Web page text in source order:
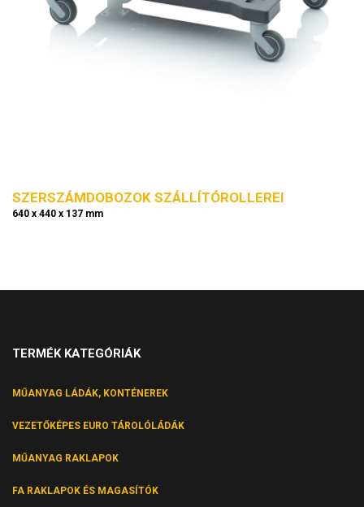
SZERSZÁMDOBOZOK SZÁLLÍTÓROLLEREI
640 x 440 x 137 mm
TERMÉK KATEGÓRIÁK
MŰANYAG LÁDÁK, KONTÉNEREK
VEZETŐKÉPES EURO TÁROLÓLÁDÁK
MŰANYAG RAKLAPOK
FA RAKLAPOK ÉS MAGASÍTÓK